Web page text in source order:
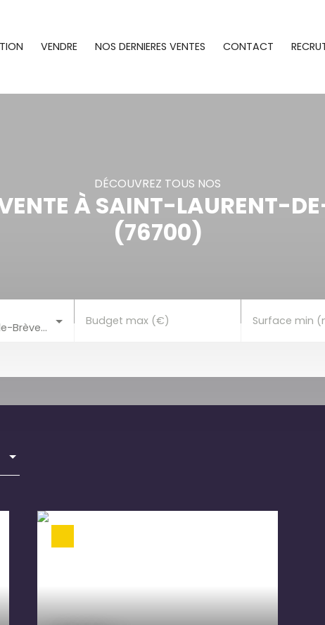
VENDRE NOS DERNIERES VENTES CONTACT
DÉCOUVREZ TOUS NOS
À SAINT-LAURENT-
(76700)
Saint-Laurent-de-Brèvedent (76700) Budget max (€) Surface min